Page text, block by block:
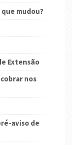
que mudou?
Extensão
nos
aviso de